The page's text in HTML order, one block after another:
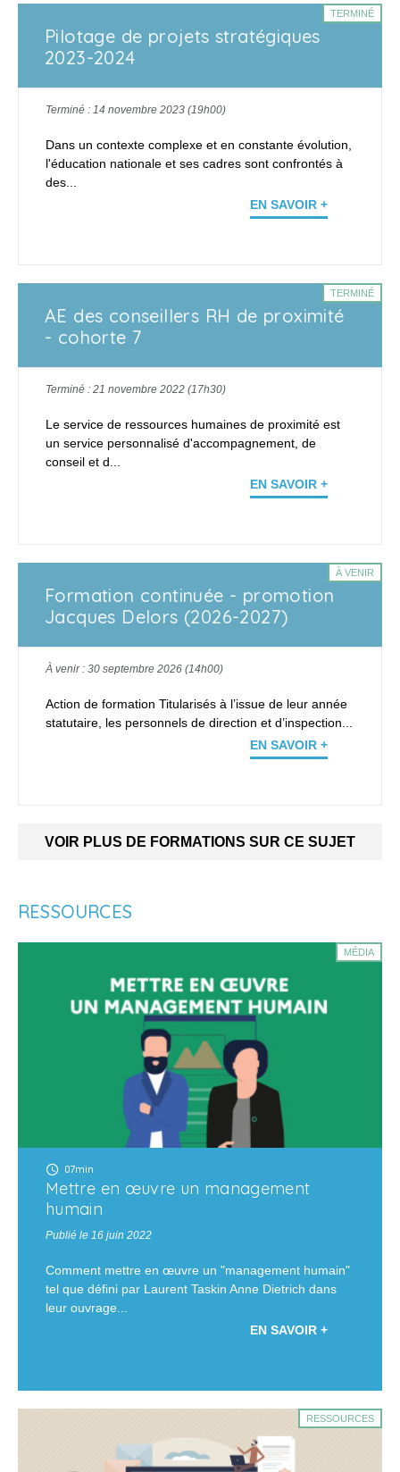
Pilotage de projets stratégiques
2023-2024
TERMINÉ
Terminé : 14 novembre 2023 (19h00)
Dans un contexte complexe et en constante évolution,
l'éducation nationale et ses cadres sont confrontés à
des...
EN SAVOIR +
AE des conseillers RH de proximité
- cohorte 7
TERMINÉ
Terminé : 21 novembre 2022 (17h30)
Le service de ressources humaines de proximité est
un service personnalisé d'accompagnement, de
conseil et d...
EN SAVOIR +
Formation continuée - promotion
Jacques Delors (2026-2027)
À VENIR
À venir : 30 septembre 2026 (14h00)
Action de formation Titularisés à l’issue de leur année
statutaire, les personnels de direction et d’inspection...
EN SAVOIR +
VOIR PLUS DE FORMATIONS SUR CE SUJET
RESSOURCES
MÉDIA
07min
Mettre en œuvre un management
humain
Publié le 16 juin 2022
Comment mettre en œuvre un "management humain"
tel que défini par Laurent Taskin Anne Dietrich dans
leur ouvrage...
EN SAVOIR +
RESSOURCES